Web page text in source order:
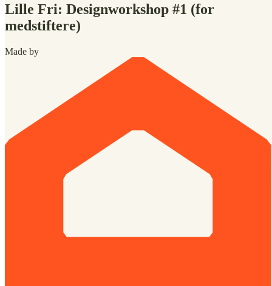
Lille Fri: Designworkshop #1 (for
medstiftere)
Made by